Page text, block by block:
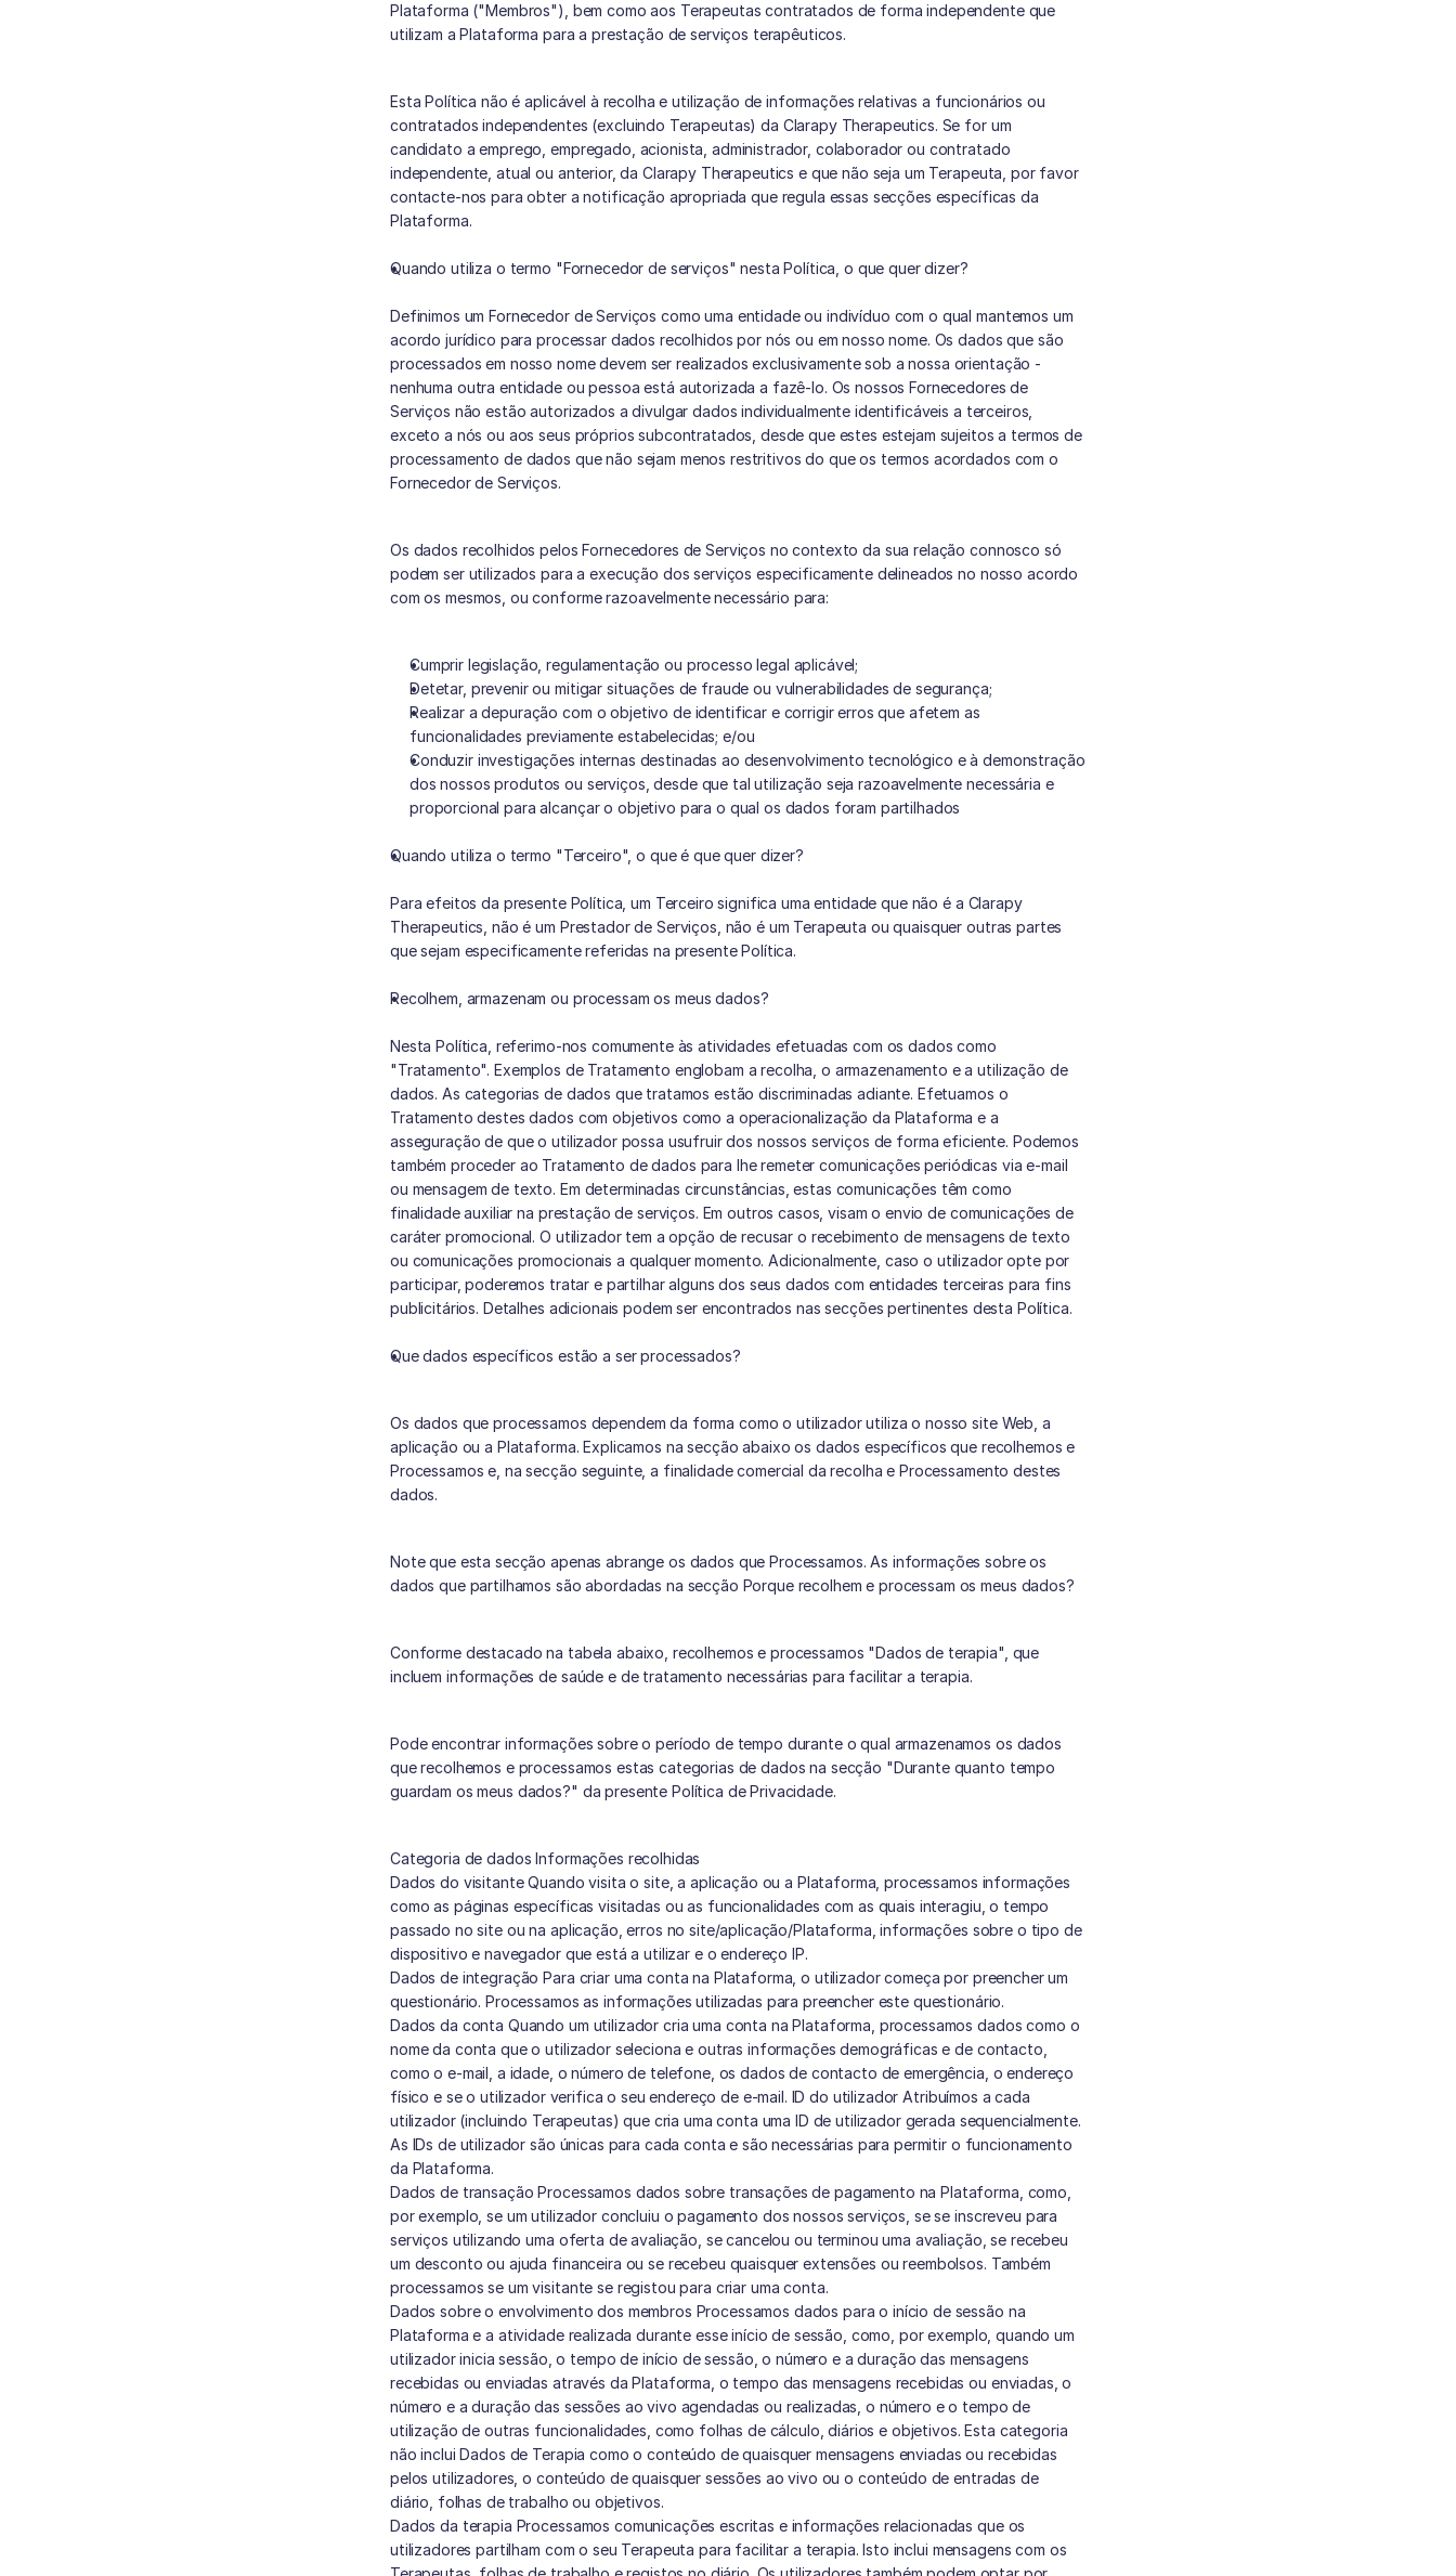
Plataforma ("Membros"), bem como aos Terapeutas contratados de forma independente que
utilizam a Plataforma para a prestação de serviços terapêuticos.
Esta Política não é aplicável à recolha e utilização de informações relativas a funcionários ou
contratados independentes (excluindo Terapeutas) da Clarapy Therapeutics. Se for um
candidato a emprego, empregado, acionista, administrador, colaborador ou contratado
independente, atual ou anterior, da Clarapy Therapeutics e que não seja um Terapeuta, por favor
contacte-nos para obter a notificação apropriada que regula essas secções específicas da
Plataforma.
Quando utiliza o termo "Fornecedor de serviços" nesta Política, o que quer dizer?
Definimos um Fornecedor de Serviços como uma entidade ou indivíduo com o qual mantemos um
acordo jurídico para processar dados recolhidos por nós ou em nosso nome. Os dados que são
processados em nosso nome devem ser realizados exclusivamente sob a nossa orientação -
nenhuma outra entidade ou pessoa está autorizada a fazê-lo. Os nossos Fornecedores de
Serviços não estão autorizados a divulgar dados individualmente identificáveis a terceiros,
exceto a nós ou aos seus próprios subcontratados, desde que estes estejam sujeitos a termos de
processamento de dados que não sejam menos restritivos do que os termos acordados com o
Fornecedor de Serviços.
Os dados recolhidos pelos Fornecedores de Serviços no contexto da sua relação connosco só
podem ser utilizados para a execução dos serviços especificamente delineados no nosso acordo
com os mesmos, ou conforme razoavelmente necessário para:
Cumprir legislação, regulamentação ou processo legal aplicável;
Detetar, prevenir ou mitigar situações de fraude ou vulnerabilidades de segurança;
Realizar a depuração com o objetivo de identificar e corrigir erros que afetem as
funcionalidades previamente estabelecidas; e/ou
Conduzir investigações internas destinadas ao desenvolvimento tecnológico e à demonstração
dos nossos produtos ou serviços, desde que tal utilização seja razoavelmente necessária e
proporcional para alcançar o objetivo para o qual os dados foram partilhados
Quando utiliza o termo "Terceiro", o que é que quer dizer?
Para efeitos da presente Política, um Terceiro significa uma entidade que não é a Clarapy
Therapeutics, não é um Prestador de Serviços, não é um Terapeuta ou quaisquer outras partes
que sejam especificamente referidas na presente Política.
Recolhem, armazenam ou processam os meus dados?
Nesta Política, referimo-nos comumente às atividades efetuadas com os dados como
"Tratamento". Exemplos de Tratamento englobam a recolha, o armazenamento e a utilização de
dados. As categorias de dados que tratamos estão discriminadas adiante. Efetuamos o
Tratamento destes dados com objetivos como a operacionalização da Plataforma e a
asseguração de que o utilizador possa usufruir dos nossos serviços de forma eficiente. Podemos
também proceder ao Tratamento de dados para lhe remeter comunicações periódicas via e-mail
ou mensagem de texto. Em determinadas circunstâncias, estas comunicações têm como
finalidade auxiliar na prestação de serviços. Em outros casos, visam o envio de comunicações de
caráter promocional. O utilizador tem a opção de recusar o recebimento de mensagens de texto
ou comunicações promocionais a qualquer momento. Adicionalmente, caso o utilizador opte por
participar, poderemos tratar e partilhar alguns dos seus dados com entidades terceiras para fins
publicitários. Detalhes adicionais podem ser encontrados nas secções pertinentes desta Política.
Que dados específicos estão a ser processados?
Os dados que processamos dependem da forma como o utilizador utiliza o nosso site Web, a
aplicação ou a Plataforma. Explicamos na secção abaixo os dados específicos que recolhemos e
Processamos e, na secção seguinte, a finalidade comercial da recolha e Processamento destes
dados.
Note que esta secção apenas abrange os dados que Processamos. As informações sobre os
dados que partilhamos são abordadas na secção Porque recolhem e processam os meus dados?
Conforme destacado na tabela abaixo, recolhemos e processamos "Dados de terapia", que
incluem informações de saúde e de tratamento necessárias para facilitar a terapia.
Pode encontrar informações sobre o período de tempo durante o qual armazenamos os dados
que recolhemos e processamos estas categorias de dados na secção "Durante quanto tempo
guardam os meus dados?" da presente Política de Privacidade.
Categoria de dados Informações recolhidas
Dados do visitante Quando visita o site, a aplicação ou a Plataforma, processamos informações
como as páginas específicas visitadas ou as funcionalidades com as quais interagiu, o tempo
passado no site ou na aplicação, erros no site/aplicação/Plataforma, informações sobre o tipo de
dispositivo e navegador que está a utilizar e o endereço IP.
Dados de integração Para criar uma conta na Plataforma, o utilizador começa por preencher um
questionário. Processamos as informações utilizadas para preencher este questionário.
Dados da conta Quando um utilizador cria uma conta na Plataforma, processamos dados como o
nome da conta que o utilizador seleciona e outras informações demográficas e de contacto,
como o e-mail, a idade, o número de telefone, os dados de contacto de emergência, o endereço
físico e se o utilizador verifica o seu endereço de e-mail. ID do utilizador Atribuímos a cada
utilizador (incluindo Terapeutas) que cria uma conta uma ID de utilizador gerada sequencialmente.
As IDs de utilizador são únicas para cada conta e são necessárias para permitir o funcionamento
da Plataforma.
Dados de transação Processamos dados sobre transações de pagamento na Plataforma, como,
por exemplo, se um utilizador concluiu o pagamento dos nossos serviços, se se inscreveu para
serviços utilizando uma oferta de avaliação, se cancelou ou terminou uma avaliação, se recebeu
um desconto ou ajuda financeira ou se recebeu quaisquer extensões ou reembolsos. Também
processamos se um visitante se registou para criar uma conta.
Dados sobre o envolvimento dos membros Processamos dados para o início de sessão na
Plataforma e a atividade realizada durante esse início de sessão, como, por exemplo, quando um
utilizador inicia sessão, o tempo de início de sessão, o número e a duração das mensagens
recebidas ou enviadas através da Plataforma, o tempo das mensagens recebidas ou enviadas, o
número e a duração das sessões ao vivo agendadas ou realizadas, o número e o tempo de
utilização de outras funcionalidades, como folhas de cálculo, diários e objetivos. Esta categoria
não inclui Dados de Terapia como o conteúdo de quaisquer mensagens enviadas ou recebidas
pelos utilizadores, o conteúdo de quaisquer sessões ao vivo ou o conteúdo de entradas de
diário, folhas de trabalho ou objetivos.
Dados da terapia Processamos comunicações escritas e informações relacionadas que os
utilizadores partilham com o seu Terapeuta para facilitar a terapia. Isto inclui mensagens com os